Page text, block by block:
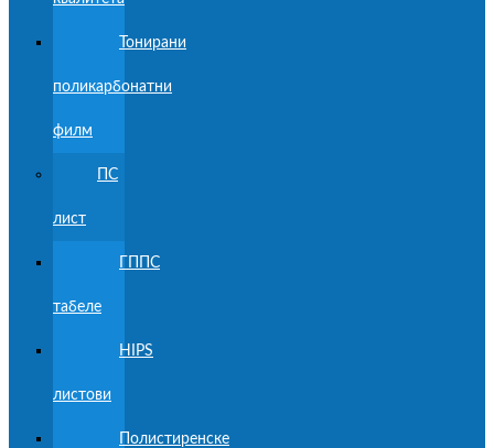
Тонирани
поликарбонатни
филм
ПС
лист
ГППС
табеле
HIPS
листови
Полистиренске